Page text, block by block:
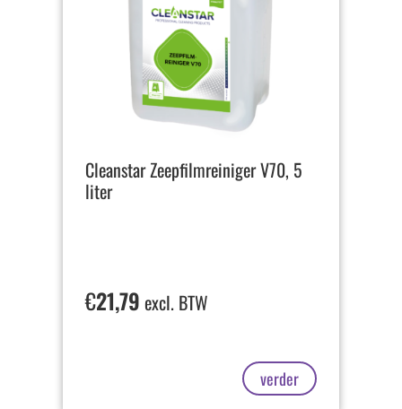
Cleanstar Zeepfilmreiniger V70, 5
liter
€21,79 excl. BTW
verder